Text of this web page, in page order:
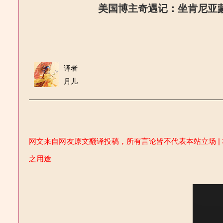
美国博主奇遇记：坐肯尼亚
译者
月儿
网文来自网友原文翻译投稿，所有言论皆不代表本站立场
之用途